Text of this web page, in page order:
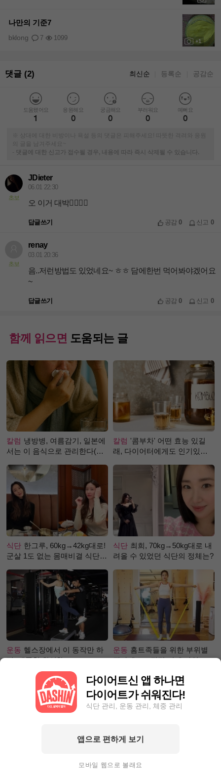
+1
나만의 기준7
7 1099
bklong
댓글 (2) 최신순 등록순 공감순
도움됐어요
1
응원해요
0
궁금해요
0
부러워요
0
예뻐요
0
※ 상대에 대한 비방이나 욕설 등의 댓글은 피해주세요! 따뜻한 격려와 응원
의 글을 남겨주세요~
-
댓글에 대한 신고가 접수될 경우, 내용에 따라 즉시 삭제될 수 있습니다.
초보
JDieter
06.01 22:30
오 이거 대박👍🏻👍🏻
답글쓰기 공감0 신고 0
초보
renay
03.01 20:36
음..저런방법도 있었네요~ ㅎㅎ 담에한번 먹어봐야겠어요
~
답글쓰기 공감0 신고 0
함께 읽으면 도움되는 글
칼럼 냉방병, 여름감기, 일본에
서는 이 음식으로 관리한다(생
칼럼 '콤부차' 어떤 효능 있길
래, 다이어터에게도 인기있는
식단 한그루, 60kg→42kg대로!
군살 1도 없는 몸매비결 식단
식단 최희, 70kg→50kg대로 내
려올 수 있었던 식단의 정체는?
운동 헬스장에서 이 동작만 하
면, 애플힙 완성?!
운동 홈트족들을 위한 부위별
필라테스 – 직각 어깨 라인 만
달에 7kg이상 감량하고 싶다
며 6.3kg이나 뺀, 그녀의 감량
다이어트신 앱 하나면
다이어트가 쉬워진다!
식단 관리, 운동 관리, 체중 관리
앱으로 편하게 보기
모바일 웹으로 볼래요